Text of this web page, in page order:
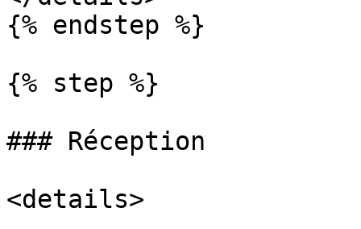
{% endstep %}
{% step %}
### Réception
<details>